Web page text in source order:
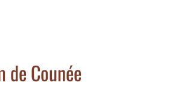
de Counée